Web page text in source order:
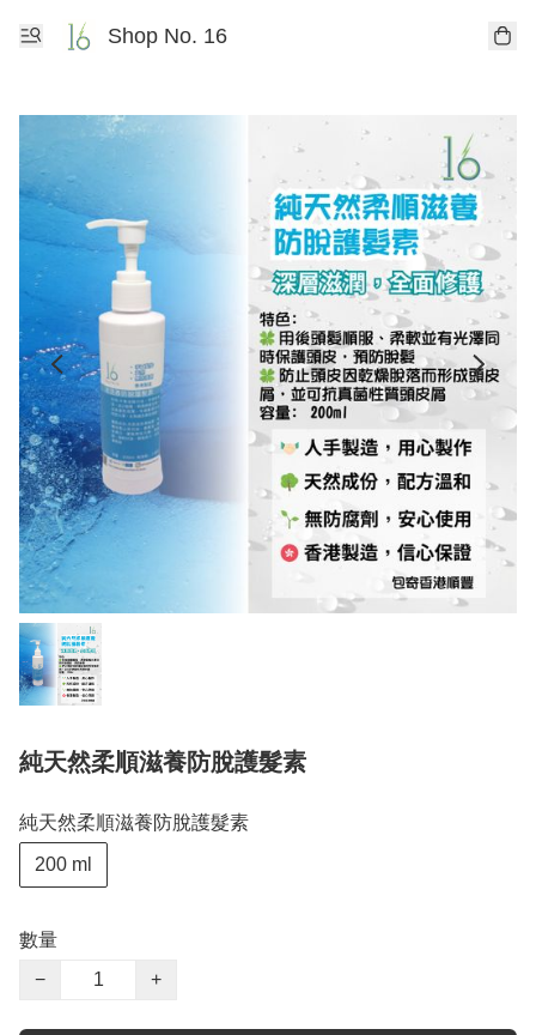
Shop No. 16
純天然柔順滋養防脫護髮素
純天然柔順滋養防脫護髮素
200 ml
數量
−
+